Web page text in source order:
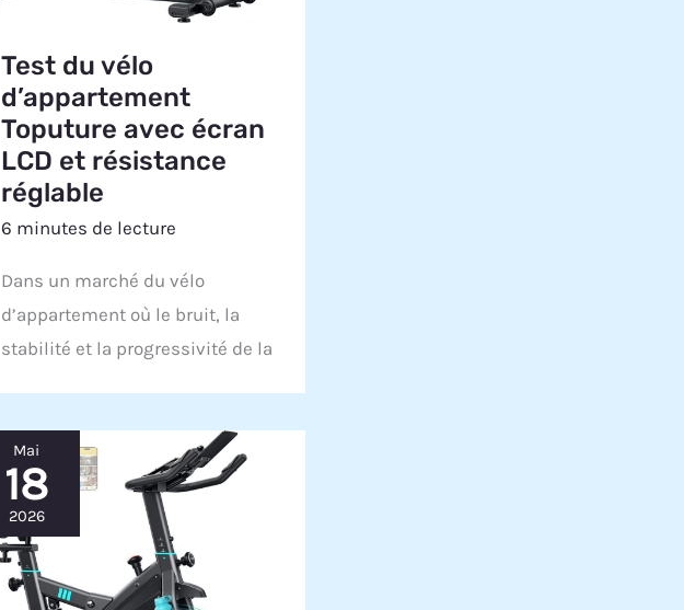
Test du vélo
d’appartement
Toputure avec écran
LCD et résistance
réglable
6 minutes de lecture
Dans un marché du vélo
d’appartement où le bruit, la
stabilité et la progressivité de la
Mai
18
2026